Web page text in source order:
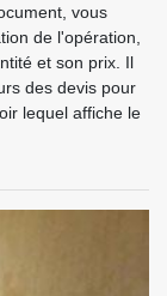
vous
de l'opération,
et son prix. Il
des devis pour
lequel affiche le